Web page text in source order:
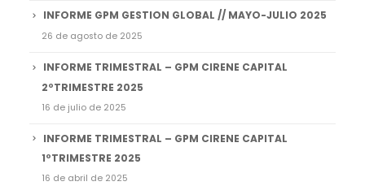
INFORME GPM GESTION GLOBAL // MAYO-JULIO 2025
26 de agosto de 2025
INFORME TRIMESTRAL – GPM CIRENE CAPITAL
2ºTRIMESTRE 2025
16 de julio de 2025
INFORME TRIMESTRAL – GPM CIRENE CAPITAL
1ºTRIMESTRE 2025
16 de abril de 2025